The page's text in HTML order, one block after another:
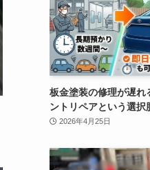
板金塗装の修理が遅れ
ントリペアという選択
2026年4月25日